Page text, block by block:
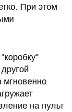
При этом
на пульт